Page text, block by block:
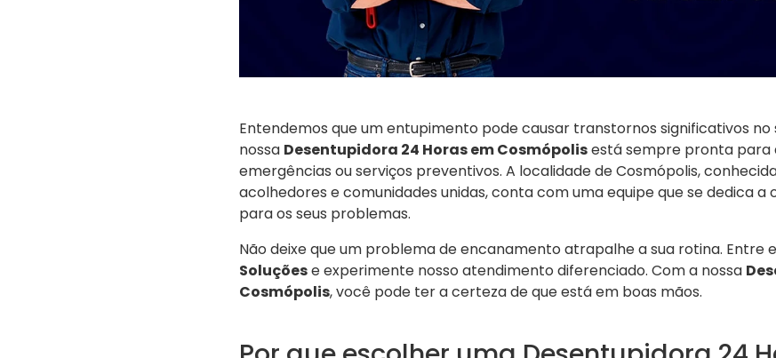
Entendemos que um entupimento pode causar transtornos significativos no
nossa Desentupidora 24 Horas em Cosmópolisestá sempre pronta para
emergências ou serviços preventivos. A localidade de Cosmópolis,
acolhedores e comunidades unidas, conta com uma equipe que se dedica
para os seus problemas.
Não deixe que um problema de encanamento atrapalhe a sua rotina. Entre
Soluçõese experimente nosso atendimento diferenciado. Com a nossa
Cosmópolis, você pode ter a certeza de que está em boas mãos.